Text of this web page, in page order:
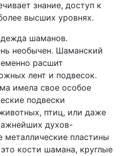
знание, доступ к
высших уровнях.
шаманов.
необычен. Шаманский
расшит
лент и подвесок.
имела свое особое
подвески
птиц, или даже
духов-
пластины
кости шамана, круглые